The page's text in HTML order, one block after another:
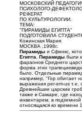
МОСКОВСКИЙ
ПСИХОЛОГО-
РЕФЕРАТ
ПО КУЛЬТУРОЛОГИИ.
ТЕМА:
"ПИРАМИДЫ ЕГИПТА"
ПОДГОТОВИЛА
Кожинская Мария
МОСКВА ,1998г.
Пирамиды и Сфинкс,
Египта
.Пирамиды были
фараонов Среднего
форма этих
было. Отдельные
например, "Гор обитает
выражения per-em-us т.е.
Древнейшие царские
также в Саккаре, где
инвентарем, в подземной
относящаяся ко времени